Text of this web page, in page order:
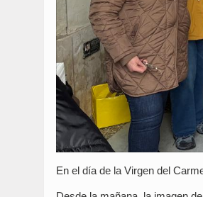
En el día de la Virgen del